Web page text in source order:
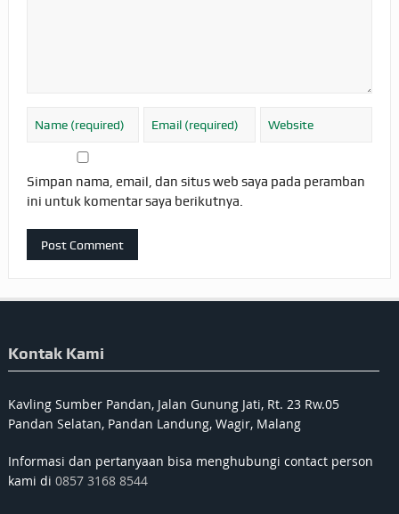
Simpan nama, email, dan situs web saya pada peramban
ini untuk komentar saya berikutnya.
Kontak Kami
Kavling Sumber Pandan, Jalan Gunung Jati, Rt. 23 Rw.05
Pandan Selatan, Pandan Landung, Wagir, Malang
Informasi dan pertanyaan bisa menghubungi contact person
kami di 0857 3168 8544